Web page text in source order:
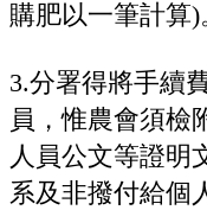
購肥以一筆計算)
3.分署得將手續
員，惟農會須檢
人員公文等證明
系及非撥付給個